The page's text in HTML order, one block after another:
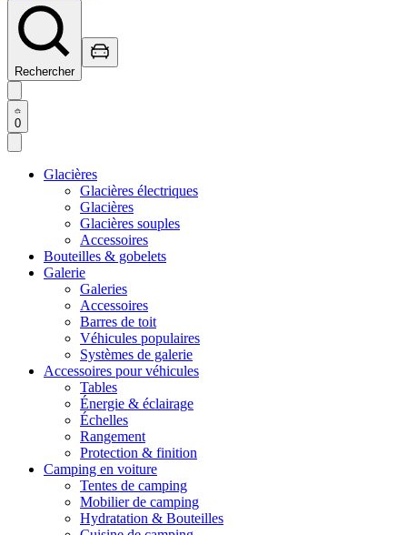
Rechercher
0
Glacières
Glacières électriques
Glacières
Glacières souples
Accessoires
Bouteilles & gobelets
Galerie
Galeries
Accessoires
Barres de toit
Véhicules populaires
Systèmes de galerie
Accessoires pour véhicules
Tables
Énergie & éclairage
Échelles
Rangement
Protection & finition
Camping en voiture
Tentes de camping
Mobilier de camping
Hydratation & Bouteilles